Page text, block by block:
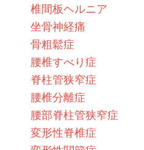
椎間板ヘルニア
坐骨神経痛
骨粗鬆症
腰椎すべり症
脊柱管狭窄症
腰椎分離症
腰部脊柱管狭窄症
変形性脊椎症